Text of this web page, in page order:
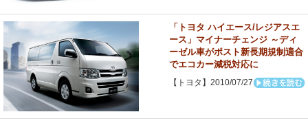
「トヨタ ハイエース/レジアスエ
ース」マイナーチェンジ ～ディ
ーゼル車がポスト新長期規制適合
でエコカー減税対応に
【トヨタ】2010/07/27